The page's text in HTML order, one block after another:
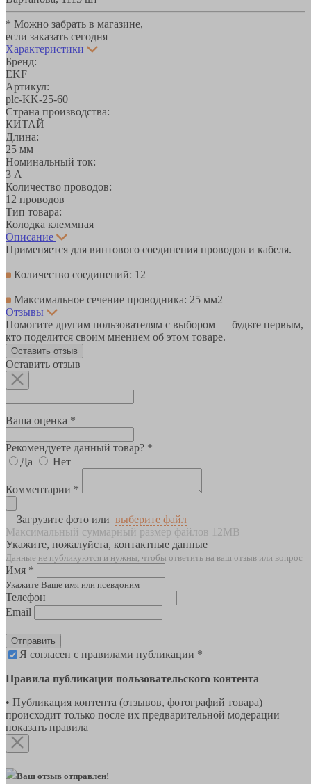
* Можно забрать в магазине,
если заказать сегодня
Характеристики
Бренд:
EKF
Артикул:
plc-KK-25-60
Страна производства:
КИТАЙ
Длина:
25 мм
Номинальный ток:
3 А
Количество проводов:
12 проводов
Тип товара:
Колодка клеммная
Описание
Применяется для винтового соединения проводов и кабеля.
Количество соединений: 12
Максимальное сечение проводника: 25 мм2
Отзывы
Помогите другим пользователям с выбором — будьте первым,
кто поделится своим мнением об этом товаре.
Оставить отзыв
Оставить отзыв
Ваша оценка *
Рекомендуете данный товар? *
Да
Нет
Комментарии *
Загрузите фото или выберите файл
Максимальный суммарный размер файлов 12MB
Укажите, пожалуйста, контактные данные
Данные не публикуются и нужны, чтобы ответить на ваш отзыв или вопрос
Имя *
Укажите Ваше имя или псевдоним
Телефон
Email
Отправить
Я согласен с правилами публикации *
Правила публикации пользовательского контента
• Публикация контента (отзывов, фотографий товара)
происходит только после их предварительной модерации
показать правила
Ваш отзыв отправлен!